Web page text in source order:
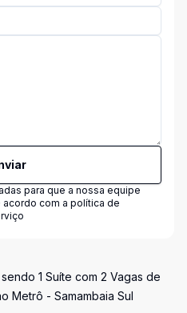
para que a nossa equipe
com a política de
1 Suíte com 2 Vagas de
Metrô - Samambaia Sul